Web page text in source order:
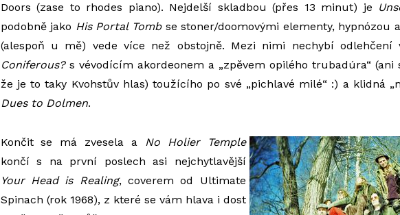
Doors (zase to rhodes piano). Nejdelší skladbou (přes 13 minut) je
podobně jako His Portal Tombse stoner/doomovými elementy, hypnózou
(alespoň u mě) vede více než obstojně. Mezi nimi nechybí
Coniferous?s vévodícím akordeonem a „zpěvem opilého trubadúra“ (ani
že je to taky Kvohstův hlas) toužícího po své „pichlavé milé“ :) a klidná
Dues to Dolmen.
Končit se má zvesela a No Holier Temple
končí s na první poslech asi nejchytlavější
Your Head is Realing, coverem od Ultimate
Spinach (rok 1968), z které se vám hlava i dost